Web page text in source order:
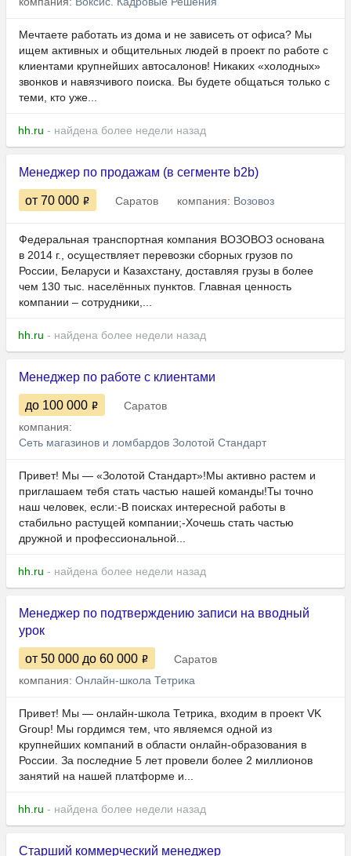
Мечтаете работать из дома и не зависеть от офиса? Мы
ищем активных и общительных людей в проект по работе с
клиентами крупнейших автосалонов! Никаких «холодных»
звонков и навязчивого поиска. Вы будете общаться только с
теми, кто уже...
hh.ru - найдена более недели назад
Менеджер по продажам (в сегменте b2b)
от 70 000 Саратов компания: Возовоз
Федеральная транспортная компания ВОЗОВОЗ основана
в 2014 г., осуществляет перевозки сборных грузов по
России, Беларуси и Казахстану, доставляя грузы в более
чем 130 тыс. населённых пунктов. Главная ценность
компании – сотрудники,...
hh.ru - найдена более недели назад
Менеджер по работе с клиентами
до 100 000
Саратов
компания:
Сеть магазинов и ломбардов Золотой Стандарт
Привет! Мы — «Золотой Стандарт»!Мы активно растем и
приглашаем тебя стать частью нашей команды!Ты точно
наш человек, если:-В поисках интересной работы в
стабильно растущей компании;-Хочешь стать частью
дружной и профессиональной...
hh.ru - найдена более недели назад
Менеджер по подтверждению записи на вводный
урок
от 50 000 до 60 000
Саратов
компания: Онлайн-школа Тетрика
Привет! Мы — онлайн-школа Тетрика, входим в проект VK
Group! Мы гордимся тем, что являемся одной из
крупнейших компаний в области онлайн-образования в
России. За последние 5 лет провели более 2 миллионов
занятий на нашей платформе и...
hh.ru - найдена более недели назад
Старший коммерческий менеджер